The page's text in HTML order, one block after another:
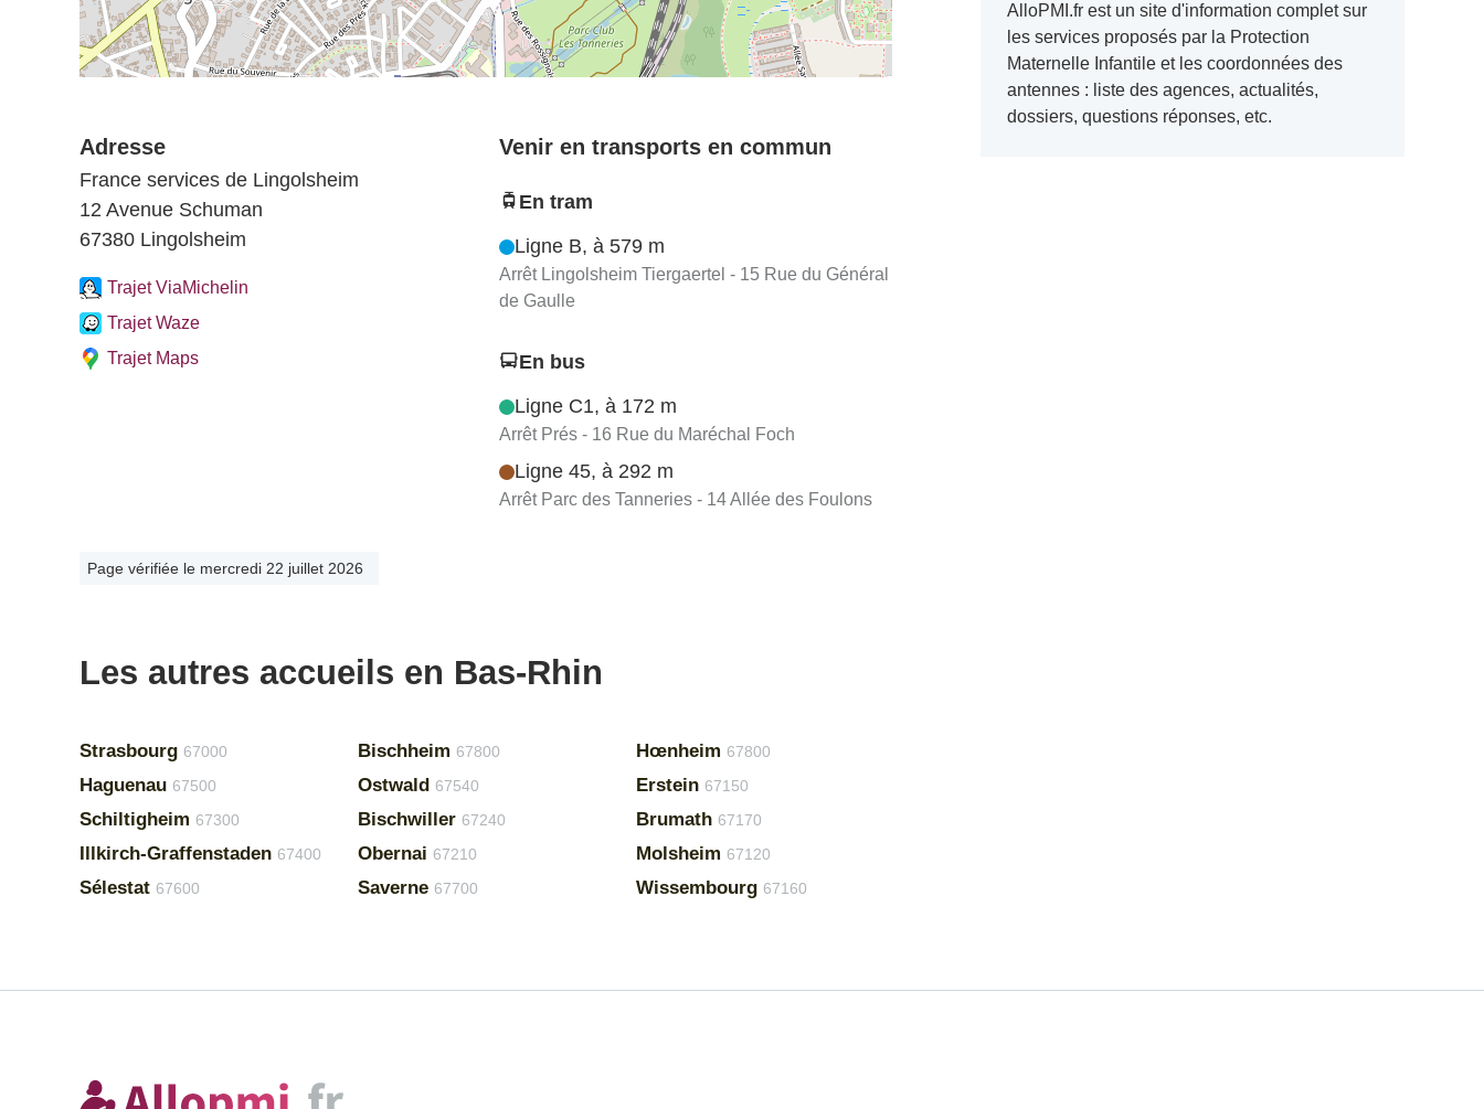
Adresse
France services de Lingolsheim
12 Avenue Schuman
67380 Lingolsheim
Trajet ViaMichelin
Trajet Waze
Trajet Maps
Venir en transports en commun
En tram
Ligne B, à 579 m
Arrêt Lingolsheim Tiergaertel - 15 Rue du Général
de Gaulle
En bus
Ligne C1, à 172 m
Arrêt Prés - 16 Rue du Maréchal Foch
Ligne 45, à 292 m
Arrêt Parc des Tanneries - 14 Allée des Foulons
Page vérifiée le mercredi 22 juillet 2026
Les autres accueils en Bas-Rhin
Strasbourg 67000
Haguenau 67500
Schiltigheim 67300
Illkirch-Graffenstaden 67400
Sélestat 67600
Bischheim 67800
Ostwald 67540
Bischwiller 67240
Obernai 67210
Saverne 67700
Hœnheim 67800
Erstein 67150
Brumath 67170
Molsheim 67120
Wissembourg 67160
AlloPMI.fr est un site d'information complet sur
les services proposés par la Protection
Maternelle Infantile et les coordonnées des
antennes : liste des agences, actualités,
dossiers, questions réponses, etc.